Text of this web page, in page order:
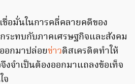
ชื่อมั่นในการคลี่คลายคดีของ
ระทบกับภาคเศรษฐกิจและสังคม
อกมาปล่อยข่าวดิสเครดิตทำให้
งจำเป็นต้องออกมาแถลงข้อเท็จ
จ